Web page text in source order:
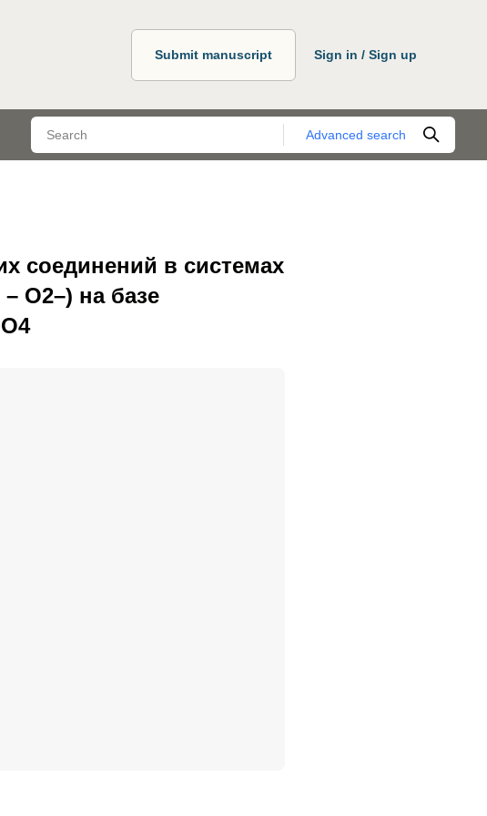
Submit manuscript Sign in / Sign up
Advanced search
соединений в системах
O2–) на базе